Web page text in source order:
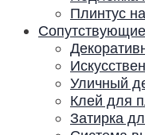
Плинтус
Уличный
Клей для
Затирка